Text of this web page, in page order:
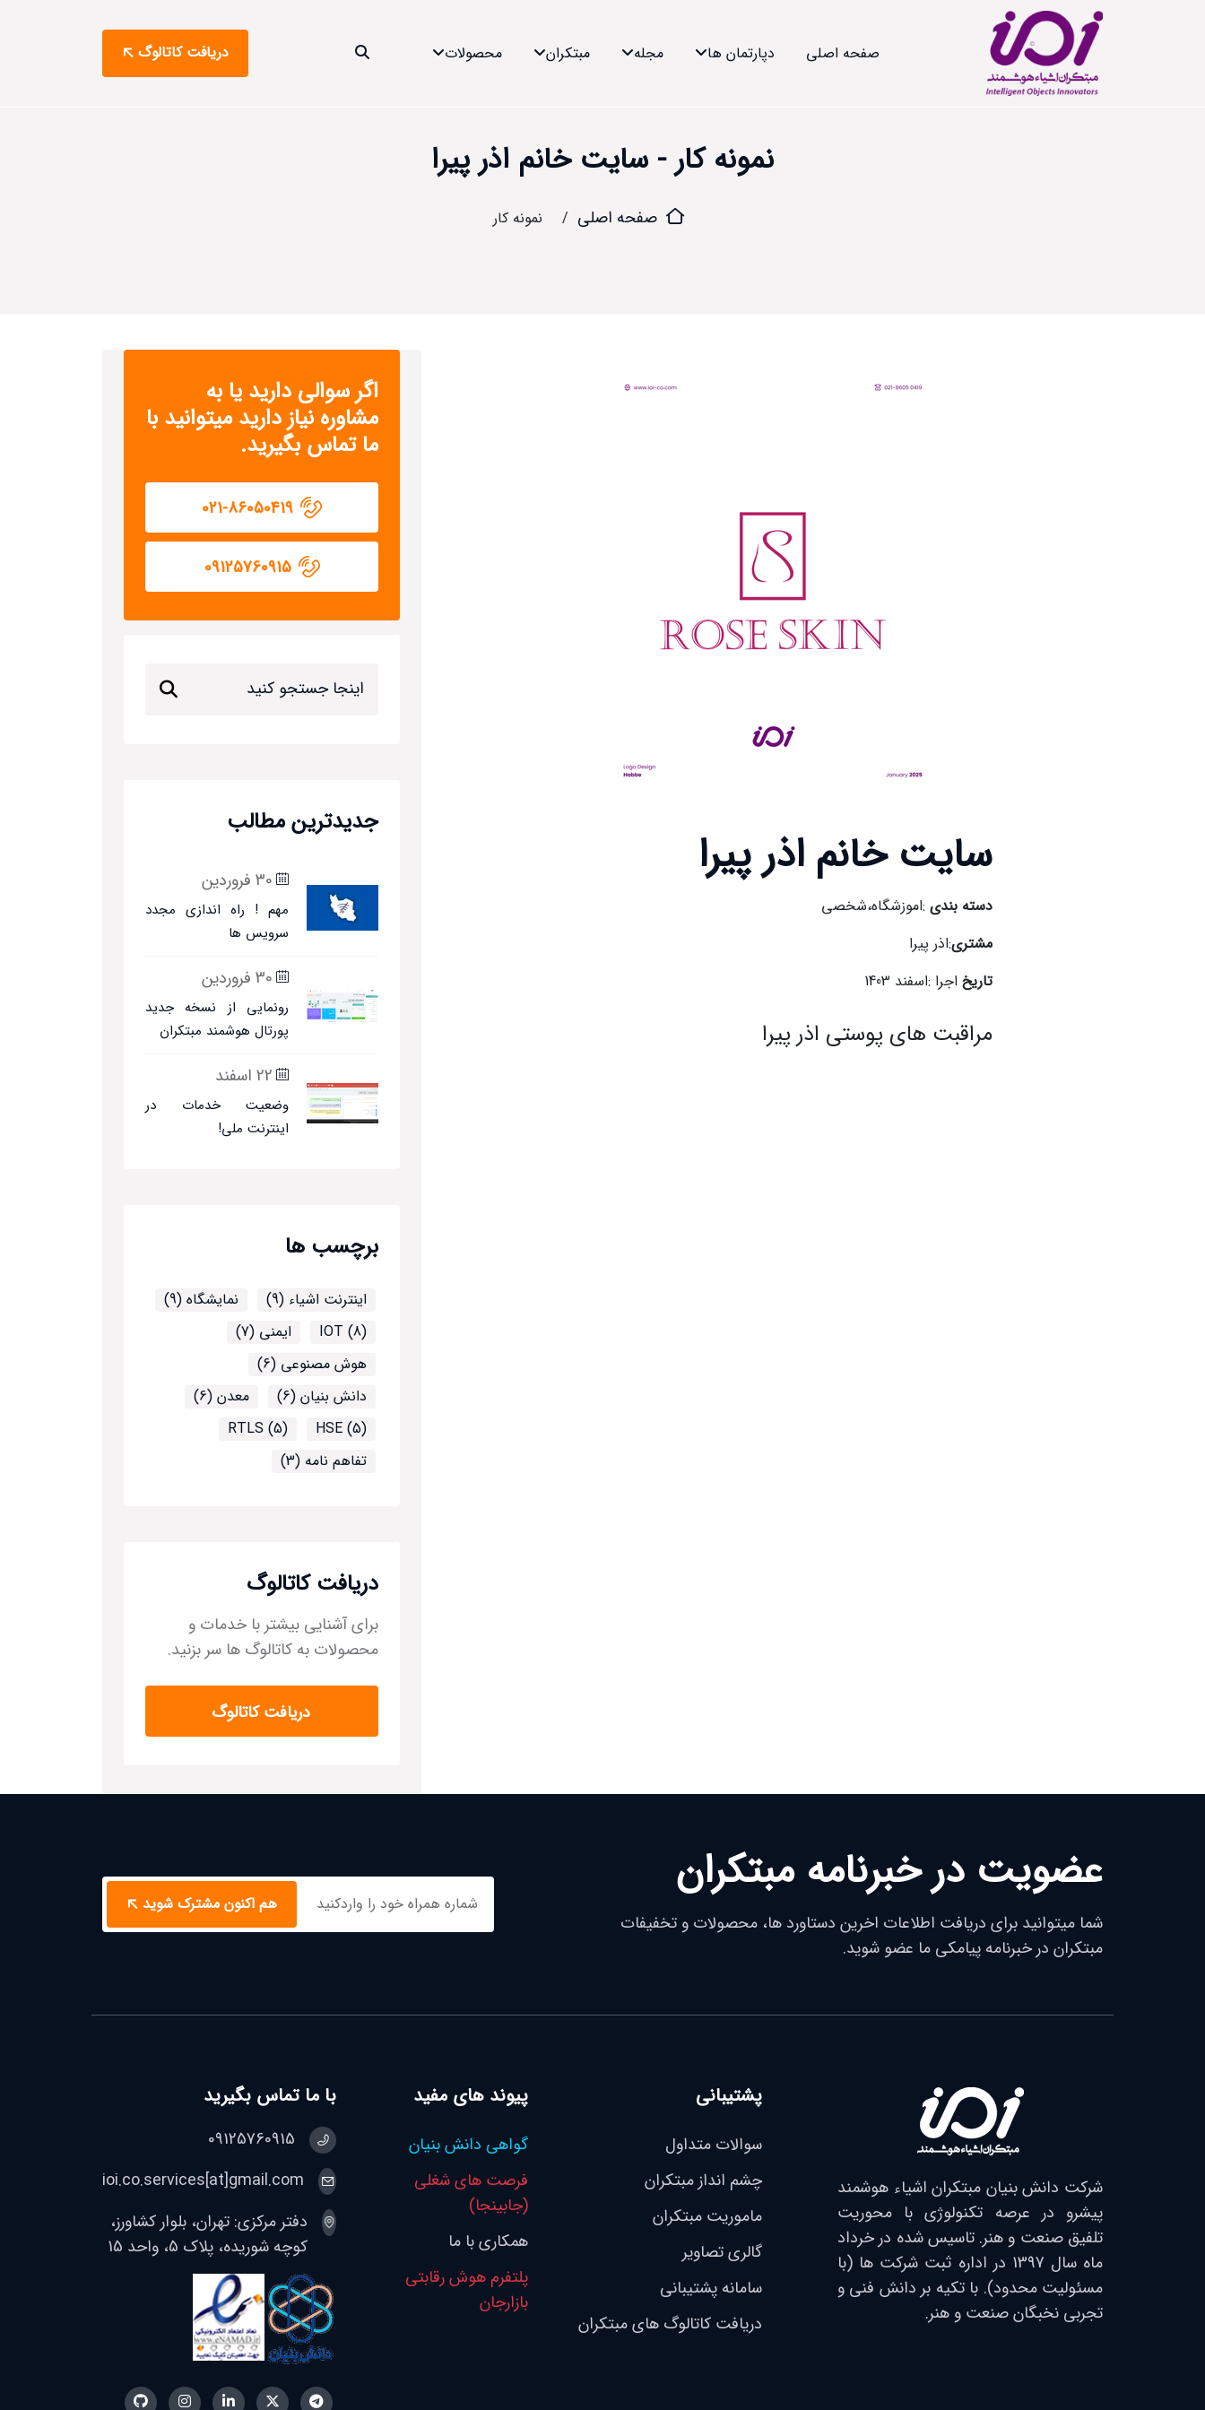
صفحه اصلی دپارتمان ها مجله مبتکران محصولات دریافت کاتالوگ
نمونه کار - سایت خانم اذر پیرا
صفحه اصلی نمونه کار
سایت خانم اذر پیرا
دسته بندی:اموزشگاه،شخصی
مشتری:اذر پیرا
تاریخاجرا :اسفند 1403
مراقبت های پوستی اذر پیرا
اگر سوالی دارید یا به
مشاوره نیاز دارید میتوانید با
ما تماس بگیرید.
09125760915
جدیدترین مطالب
30 فروردین
مهم ! راه اندازی مجدد
سرویس ها
30 فروردین
رونمایی از نسخه جدید
پورتال هوشمند مبتکران
22 اسفند
وضعیت خدمات در
اینترنت ملی!
برچسب ها
اینترنت اشیاء (9)
نمایشگاه (9)
IOT (8)
ایمنی (7)
هوش مصنوعی (6)
دانش بنیان (6)
معدن (6)
HSE (5)
RTLS (5)
تفاهم نامه (3)
دریافت کاتالوگ
برای آشنایی بیشتر با خدمات و
محصولات به کاتالوگ ها سر بزنید.
دریافت کاتالوگ
عضویت در خبرنامه مبتکران
شما میتوانید برای دریافت اطلاعات اخرین دستاورد ها، محصولات و تخفیفات
مبتکران در خبرنامه پیامکی ما عضو شوید.
هم اکنون مشترک شوید
شرکت دانش بنیان مبتکران اشیاء هوشمند
پیشرو در عرصه تکنولوژی با محوریت
تلفیق صنعت و هنر. تاسیس شده در خرداد
ماه سال 1397 در اداره ثبت شرکت ها (با
مسئولیت محدود). با تکیه بر دانش فنی و
تجربی نخبگان صنعت و هنر.
پشتیبانی
سوالات متداول
چشم انداز مبتکران
ماموریت مبتکران
گالری تصاویر
سامانه پشتیبانی
دریافت کاتالوگ های مبتکران
پیوند های مفید
گواهی دانش بنیان
فرصت های شغلی
(جابینجا)
همکاری با ما
پلتفرم هوش رقابتی
بازارجان
با ما تماس بگیرید
09125760915
ioi.co.services[at]gmail.com
دفتر مرکزی: تهران، بلوار کشاورز،
کوچه شوریده، پلاک 5، واحد 15